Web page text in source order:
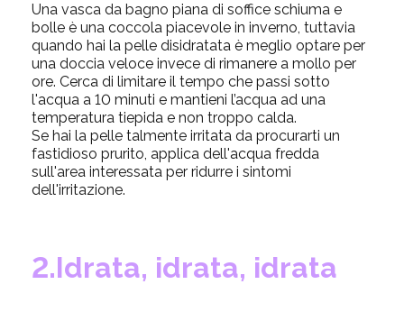
Una vasca da bagno piana di soffice schiuma e
bolle è una coccola piacevole in inverno, tuttavia
quando hai la pelle disidratata è meglio optare per
una doccia veloce invece di rimanere a mollo per
ore. Cerca di limitare il tempo che passi sotto
l'acqua a 10 minuti e mantieni l’acqua ad una
temperatura tiepida e non troppo calda.
Se hai la pelle talmente irritata da procurarti un
fastidioso prurito, applica dell'acqua fredda
sull'area interessata per ridurre i sintomi
dell'irritazione.
2.Idrata, idrata, idrata